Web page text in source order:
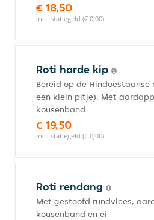
€ 18,50
incl. statiegeld (€ 0,00)
Roti harde kip
Bereid op de Hindoestaanse
een klein pitje). Met
kousenband
€ 19,50
incl. statiegeld (€ 0,00)
Roti rendang
Met gestoofd rundvlees,
kousenband en ei